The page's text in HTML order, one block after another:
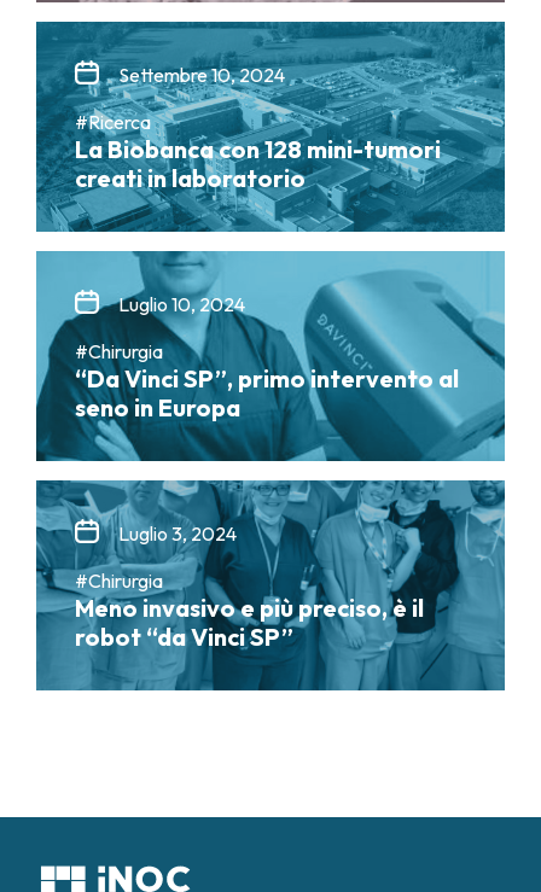
Settembre 10, 2024
#Ricerca
La Biobanca con 128 mini-tumori
creati in laboratorio
Luglio 10, 2024
#Chirurgia
“Da Vinci SP”, primo intervento al
seno in Europa
Luglio 3, 2024
#Chirurgia
Meno invasivo e più preciso, è il
robot “da Vinci SP”